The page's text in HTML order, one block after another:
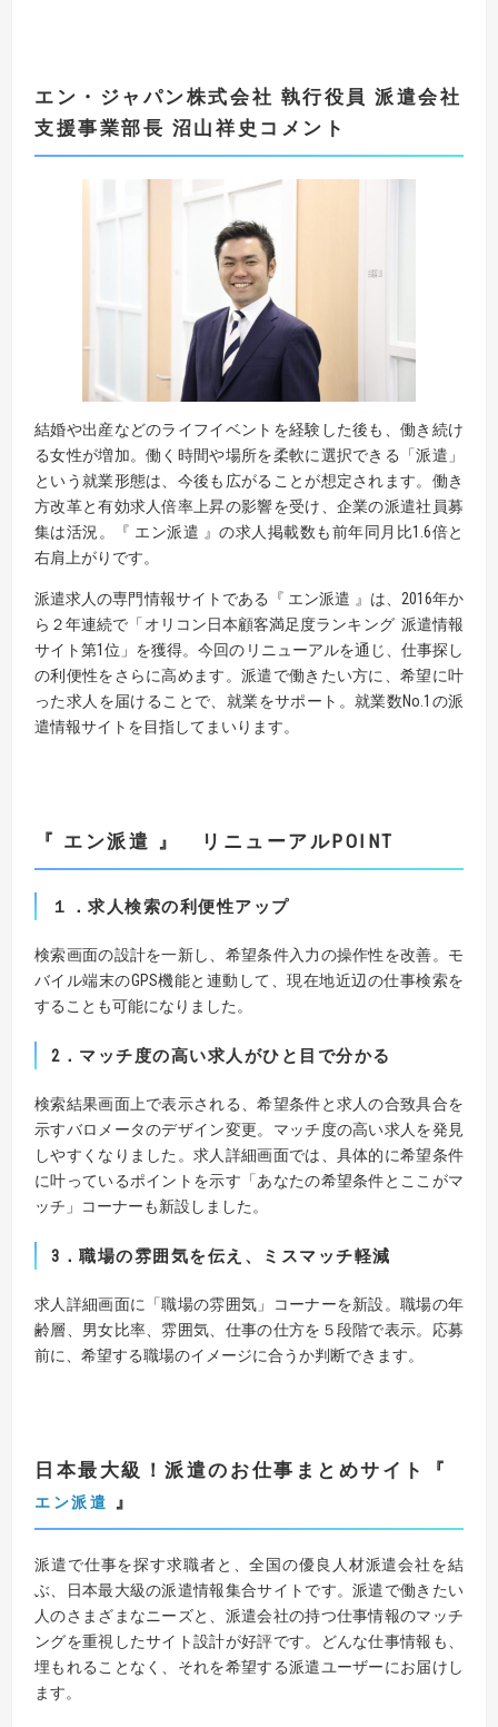
エン・ジャパン株式会社 執行役員 派遣会社
支援事業部長 沼山祥史コメント
結婚や出産などのライフイベントを経験した後も、働き続け
る女性が増加。働く時間や場所を柔軟に選択できる「派遣」
という就業形態は、今後も広がることが想定されます。働き
方改革と有効求人倍率上昇の影響を受け、企業の派遣社員募
集は活況。『 エン派遣 』の求人掲載数も前年同月比1.6倍と
右肩上がりです。
派遣求人の専門情報サイトである『 エン派遣 』は、2016年か
ら２年連続で「オリコン日本顧客満足度ランキング 派遣情報
サイト第1位」を獲得。今回のリニューアルを通じ、仕事探し
の利便性をさらに高めます。派遣で働きたい方に、希望に叶
った求人を届けることで、就業をサポート。就業数No.1の派
遣情報サイトを目指してまいります。
『 エン派遣 』 リニューアルPOINT
１ ．求人検索の利便性アップ
検索画面の設計を一新し、希望条件入力の操作性を改善。モ
バイル端末のGPS機能と連動して、現在地近辺の仕事検索を
することも可能になりました。
2 ． マッチ度の高い求人がひと目で分かる
検索結果画面上で表示される、希望条件と求人の合致具合を
示すバロメータのデザイン変更。マッチ度の高い求人を発見
しやすくなりました。求人詳細画面では、具体的に希望条件
に叶っているポイントを示す「あなたの希望条件とここがマ
ッチ」コーナーも新設しました。
3 ． 職場の雰囲気を伝え、ミスマッチ軽減
求人詳細画面に「職場の雰囲気」コーナーを新設。職場の年
齢層、男女比率、雰囲気、仕事の仕方を５段階で表示。応募
前に、希望する職場のイメージに合うか判断できます。
日本最大級！派遣のお仕事まとめサイト 『
エン派遣 』
派遣で仕事を探す求職者と、全国の優良人材派遣会社を結
ぶ、日本最大級の派遣情報集合サイトです。派遣で働きたい
人のさまざまなニーズと、派遣会社の持つ仕事情報のマッチ
ングを重視したサイト設計が好評です。どんな仕事情報も、
埋もれることなく、それを希望する派遣ユーザーにお届けし
ます。